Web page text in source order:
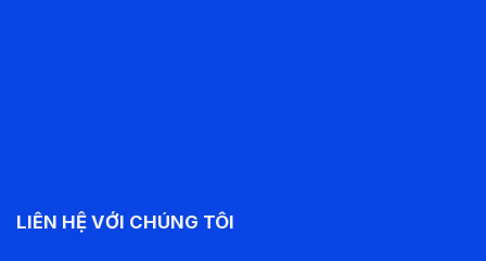
LIÊN HỆ VỚI CHÚNG TÔI